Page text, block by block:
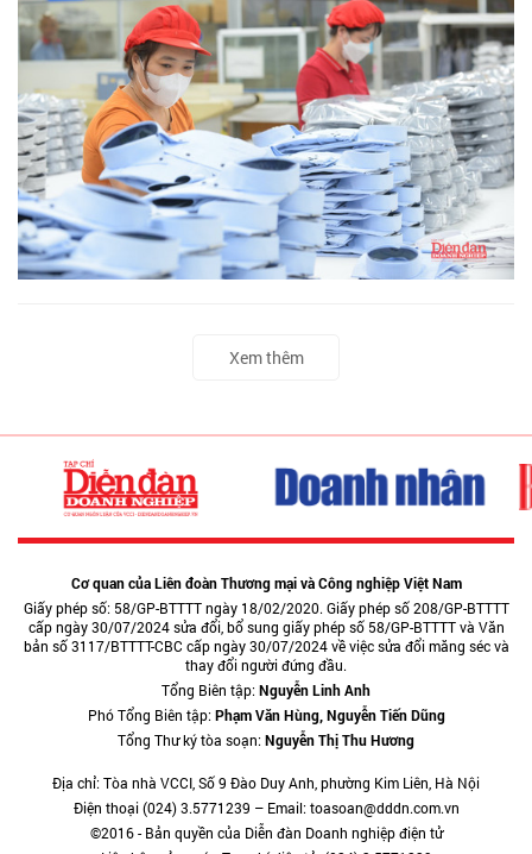
Xem thêm
Cơ quan của Liên đoàn Thương mại và Công nghiệp Việt Nam
Giấy phép số: 58/GP-BTTTT ngày 18/02/2020. Giấy phép số 208/GP-BTTTT
cấp ngày 30/07/2024 sửa đổi, bổ sung giấy phép số 58/GP-BTTTT và Văn
bản số 3117/BTTTT-CBC cấp ngày 30/07/2024 về việc sửa đổi măng séc và
thay đổi người đứng đầu.
Tổng Biên tập:Nguyễn Linh Anh
Phó Tổng Biên tập:Phạm Văn Hùng, Nguyễn Tiến Dũng
Tổng Thư ký tòa soạn:Nguyễn Thị Thu Hương
Địa chỉ: Tòa nhà VCCI, Số 9 Đào Duy Anh, phường Kim Liên, Hà Nội
Điện thoại (024) 3.5771239 – Email: toasoan@dddn.com.vn
©2016 - Bản quyền của Diễn đàn Doanh nghiệp điện tử